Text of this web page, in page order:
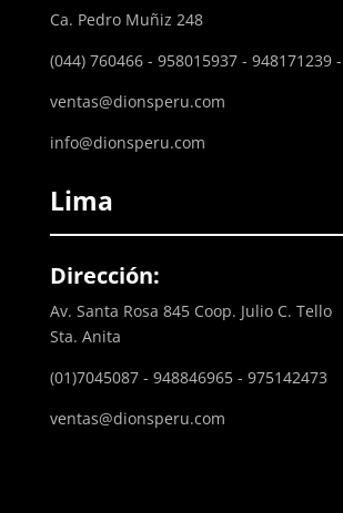
Ca. Pedro Muñiz 248
(044) 760466 - 958015937 - 948171239
ventas@dionsperu.com
info@dionsperu.com
Lima
Dirección:
Av. Santa Rosa 845 Coop. Julio C. Tello
Sta. Anita
(01)7045087 - 948846965 - 975142473
ventas@dionsperu.com